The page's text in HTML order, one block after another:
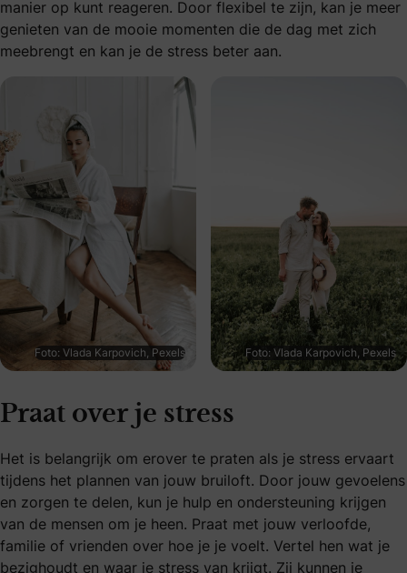
manier op kunt reageren. Door flexibel te zijn, kan je meer
genieten van de mooie momenten die de dag met zich
meebrengt en kan je de stress beter aan.
Foto: Vlada Karpovich, Pexels Foto: Vlada Karpovich, Pexels
Praat over je stress
Het is belangrijk om erover te praten als je stress ervaart
tijdens het plannen van jouw bruiloft. Door jouw gevoelens
en zorgen te delen, kun je hulp en ondersteuning krijgen
van de mensen om je heen. Praat met jouw verloofde,
familie of vrienden over hoe je je voelt. Vertel hen wat je
bezighoudt en waar je stress van krijgt. Zij kunnen je